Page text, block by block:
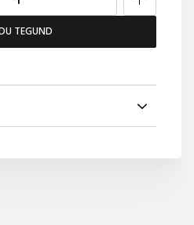
TEGUND
þannig fyrir snjó og